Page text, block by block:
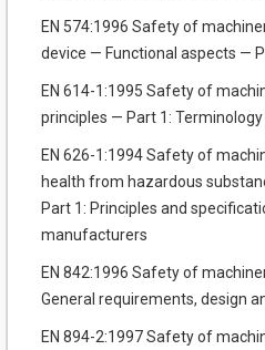
EN 574:1996 Safety of
device — Functional aspects —
EN 614-1:1995 Safety of
principles — Part 1:
EN 626-1:1994 Safety of
health from hazardous
Part 1: Principles and
manufacturers
EN 842:1996 Safety of
General requirements, design
EN 894-2:1997 Safety of